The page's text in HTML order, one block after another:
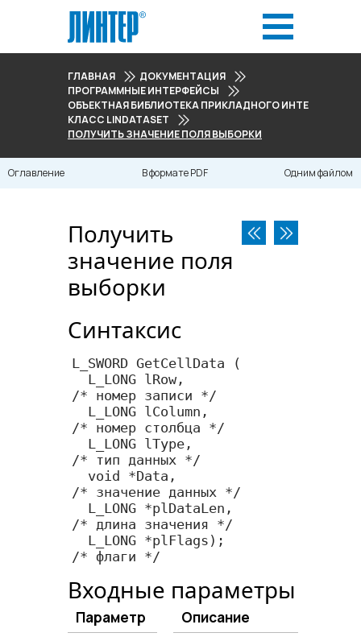
ГЛАВНАЯ
ДОКУМЕНТАЦИЯ
ПРОГРАММНЫЕ ИНТЕРФЕЙСЫ
ОБЪЕКТНАЯ БИБЛИОТЕКА ПРИКЛАДНОГО ИНТЕРФЕЙСА
КЛАСС LINDATASET
ПОЛУЧИТЬ ЗНАЧЕНИЕ ПОЛЯ ВЫБОРКИ
Оглавление В формате PDF Одним файлом
Получить
значение поля
выборки
Синтаксис
L_SWORD GetCellData (
/* номер записи */
/* номер столбца */
/* тип данных */
/* значение данных */
/* длина значения */
/* флаги */
Входные параметры
Параметр Описание